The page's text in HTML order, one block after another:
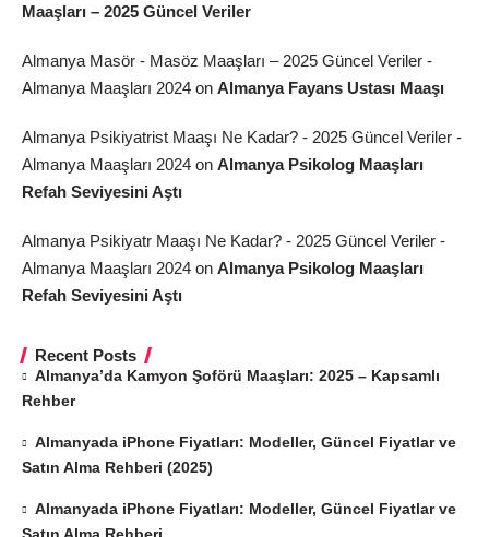
Maaşları – 2025 Güncel Veriler
Almanya Masör - Masöz Maaşları – 2025 Güncel Veriler -
Almanya Maaşları 2024 on Almanya Fayans Ustası Maaşı
Almanya Psikiyatrist Maaşı Ne Kadar? - 2025 Güncel Veriler -
Almanya Maaşları 2024 on Almanya Psikolog Maaşları
Refah Seviyesini Aştı
Almanya Psikiyatr Maaşı Ne Kadar? - 2025 Güncel Veriler -
Almanya Maaşları 2024 on Almanya Psikolog Maaşları
Refah Seviyesini Aştı
Recent Posts
Almanya’da Kamyon Şoförü Maaşları: 2025 – Kapsamlı
Rehber
Almanyada iPhone Fiyatları: Modeller, Güncel Fiyatlar ve
Satın Alma Rehberi (2025)
Almanyada iPhone Fiyatları: Modeller, Güncel Fiyatlar ve